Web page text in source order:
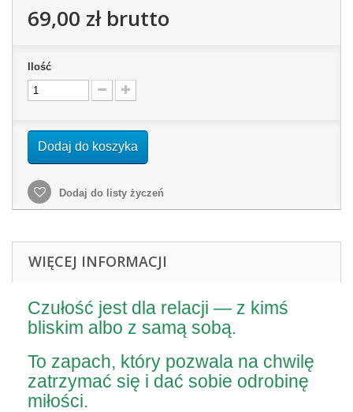
69,00 złbrutto
Ilość
Dodaj do koszyka
Dodaj do listy życzeń
WIĘCEJ INFORMACJI
Czułość jest dla relacji — z kimś
bliskim albo z samą sobą.
To zapach, który pozwala na chwilę
zatrzymać się i dać sobie odrobinę
miłości.